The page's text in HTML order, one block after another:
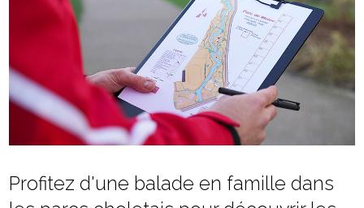
Profitez d'une balade en famille dans